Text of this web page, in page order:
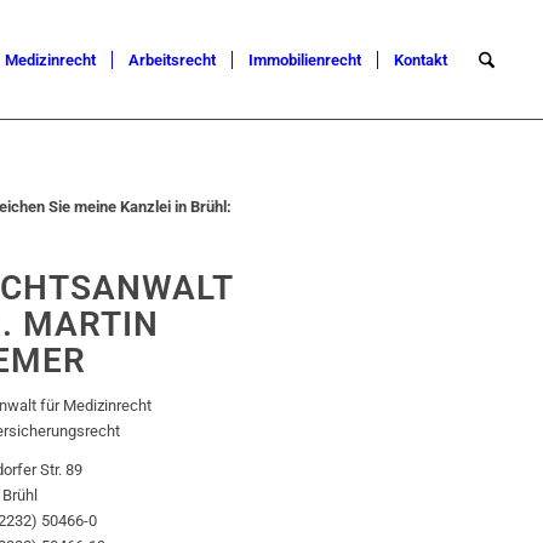
Medizinrecht Arbeitsrecht Immobilienrecht Kontakt
Sie meine Kanzlei in Brühl:
MARTIN
für Medizinrecht
Str. 89
50466-0